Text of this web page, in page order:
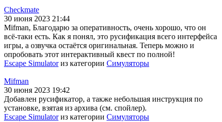
Checkmate
30 июня 2023 21:44
Mifman, Благодарю за оперативность, очень хорошо, что он
всё-таки есть. Как я понял, это русификация всего интерфейса
игры, а озвучка остаётся оригинальная. Теперь можно и
опробовать этот интерактивный квест по полной!
Escape Simulatorиз категории Симуляторы
Mifman
30 июня 2023 19:42
Добавлен русификатор, а также небольшая инструкция по
установке, взятая из архива (см. спойлер).
Escape Simulatorиз категории Симуляторы